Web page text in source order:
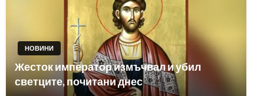
НОВИНИ
Жесток император измъчвал и убил
светците, почитани днес